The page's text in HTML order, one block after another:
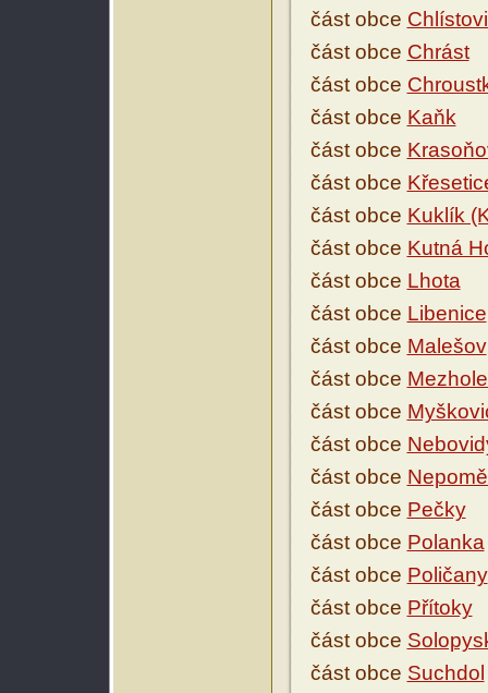
část obce
část obce Chrást
část obce
část obce Kaňk
část obce
část obce
část obce Kuklík
část obce Kutná
část obce Lhota
část obce Libenice
část obce Malešov
část obce
část obce
část obce
část obce
část obce Pečky
část obce Polanka
část obce Poličany
část obce Přítoky
část obce
část obce Suchdol